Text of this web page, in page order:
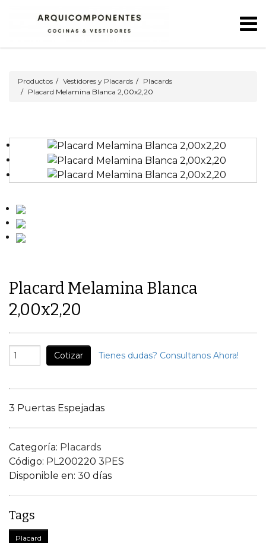
Productos Vestidores y Placards
Placards
Placard Melamina Blanca 2,00x2,20
Placard Melamina Blanca
2,00x2,20
Cotizar Tienes dudas? Consultanos Ahora!
3 Puertas Espejadas
Categoría: Placards
Código: PL200220 3PES
Disponible en: 30 días
Tags
Placard